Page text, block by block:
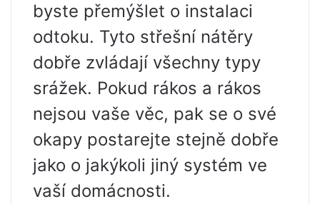
byste přemýšlet o instalaci
odtoku. Tyto střešní nátěry
dobře zvládají všechny typy
srážek. Pokud rákos a rákos
nejsou vaše věc, pak se o své
okapy postarejte stejně dobře
jako o jakýkoli jiný systém ve
vaší domácnosti.